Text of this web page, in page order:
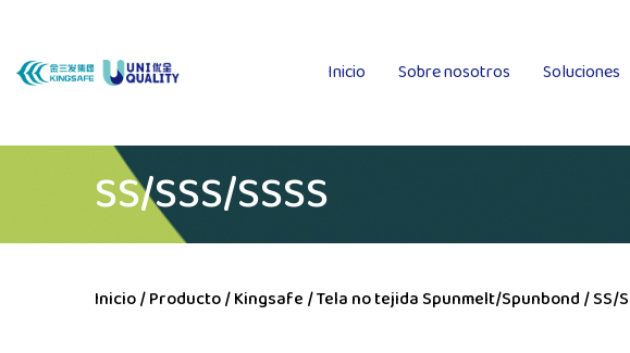
Inicio Sobre nosotros Soluciones
SS/SSS/SSSS
Inicio/Producto/Kingsafe /Tela no tejida Spunmelt/Spunbond /SS/